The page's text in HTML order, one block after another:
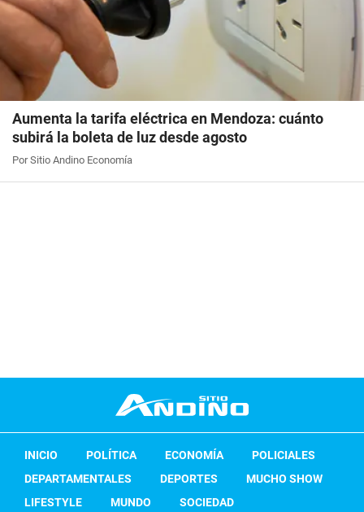
Aumenta la tarifa eléctrica en Mendoza: cuánto
subirá la boleta de luz desde agosto
Por Sitio Andino Economía
INICIO POLÍTICA ECONOMÍA
POLICIALES
DEPARTAMENTALES
DEPORTES
MUCHO SHOW
LIFESTYLE
MUNDO SOCIEDAD